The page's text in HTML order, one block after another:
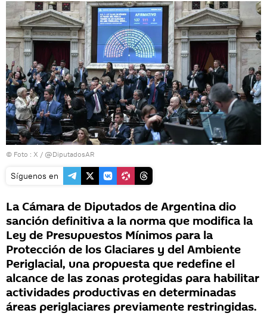
© Foto : X / @DiputadosAR
Síguenos en
La Cámara de Diputados de Argentina dio
sanción definitiva a la norma que modifica la
Ley de Presupuestos Mínimos para la
Protección de los Glaciares y del Ambiente
Periglacial, una propuesta que redefine el
alcance de las zonas protegidas para habilitar
actividades productivas en determinadas
áreas periglaciares previamente restringidas.